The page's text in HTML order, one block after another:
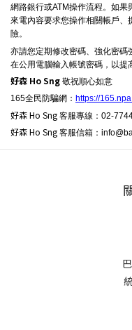
網路銀行或ATM操作流程。如
來電內容要求您操作相關帳戶、
險。
亦請您定期修改密碼、強化密碼
在公用電腦輸入帳號密碼，以提
好森 Ho Sng 敬祝順心如意
165全民防騙網： https://
好森 Ho Sng 客服專線：02-
好森 Ho Sng 客服信箱：